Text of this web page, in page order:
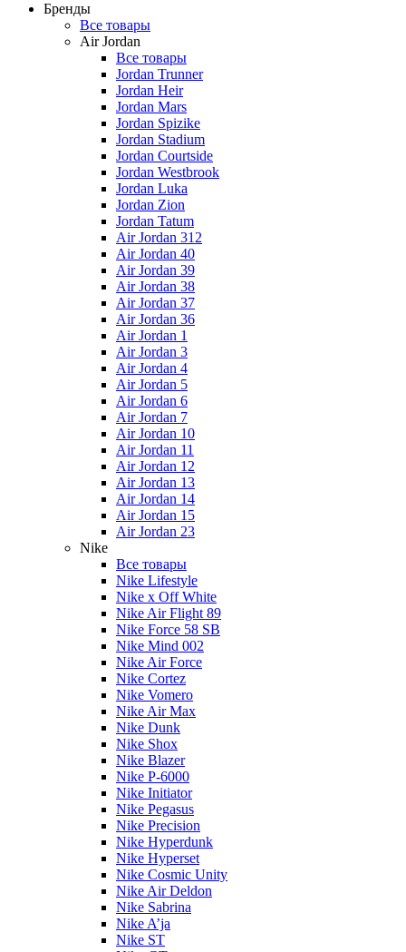
Бренды
Все товары
Air Jordan
Все товары
Jordan Trunner
Jordan Heir
Jordan Mars
Jordan Spizike
Jordan Stadium
Jordan Courtside
Jordan Westbrook
Jordan Luka
Jordan Zion
Jordan Tatum
Air Jordan 312
Air Jordan 40
Air Jordan 39
Air Jordan 38
Air Jordan 37
Air Jordan 36
Air Jordan 1
Air Jordan 3
Air Jordan 4
Air Jordan 5
Air Jordan 6
Air Jordan 7
Air Jordan 10
Air Jordan 11
Air Jordan 12
Air Jordan 13
Air Jordan 14
Air Jordan 15
Air Jordan 23
Nike
Все товары
Nike Lifestyle
Nike x Off White
Nike Air Flight 89
Nike Force 58 SB
Nike Mind 002
Nike Air Force
Nike Cortez
Nike Vomero
Nike Air Max
Nike Dunk
Nike Shox
Nike Blazer
Nike P-6000
Nike Initiator
Nike Pegasus
Nike Precision
Nike Hyperdunk
Nike Hyperset
Nike Cosmic Unity
Nike Air Deldon
Nike Sabrina
Nike A’ja
Nike ST